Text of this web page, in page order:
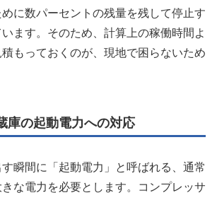
に数パーセントの残量を残して停止す
ます。そのため、計算上の稼働時間よ
もっておくのが、現地で困らないため
庫の起動電力への対応
瞬間に「起動電力」と呼ばれる、通常
な電力を必要とします。コンプレッサ